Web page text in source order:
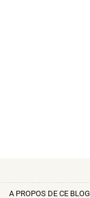
A PROPOS DE CE BLOG​